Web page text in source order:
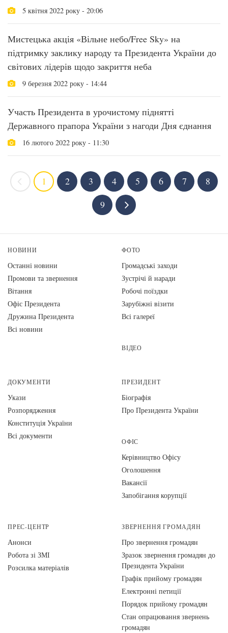
5 квітня 2022 року - 20:06
Мистецька акція «Вільне небо/Free Sky» на
підтримку заклику народу та Президента України до
світових лідерів щодо закриття неба
9 березня 2022 року - 14:44
Участь Президента в урочистому піднятті
Державного прапора України з нагоди Дня єднання
16 лютого 2022 року - 11:30
1 2 3 4 5 6 7
8
9
НОВИНИ
Останні новини
Промови та звернення
Вiтання
Офіс Президента
Дружина Президента
Всі новини
ФОТО
Громадські заходи
Зустрічі й наради
Робочі поїздки
Зарубіжні візити
Всі галереї
ВІДЕО
ДОКУМЕНТИ
Укази
Розпорядження
Конституція України
Всі документи
ПРЕЗИДЕНТ
Біографія
Про Президента України
ОФІС
Керівництво Офісу
Оголошення
Вакансії
Запобігання корупції
ПРЕС-ЦЕНТР
Анонси
Робота зі ЗМІ
Розсилка матеріалів
ЗВЕРНЕННЯ ГРОМАДЯН
Про звернення громадян
Зразок звернення громадян до
Президента України
Графік прийому громадян
Електронні петиції
Порядок прийому громадян
Стан опрацювання звернень
громадян